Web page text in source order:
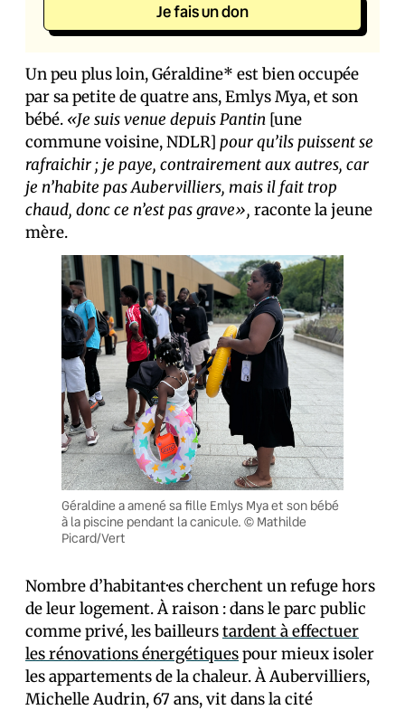
Je fais un don
Un peu plus loin, Géraldine* est bien occupée
par sa petite de quatre ans, Emlys Mya, et son
bébé. «Je suis venue depuisPantin [une
commune voisine, NDLR] pour qu’ils puissent se
rafraichir ; je paye, contrairement aux autres, car
je n’habite pas Aubervilliers, mais il fait trop
chaud, donc ce n’est pas grave», raconte la jeune
mère.
Géraldine a amené sa fille Emlys Mya et son bébé
à la piscine pendant la canicule. © Mathilde
Picard/Vert
Nombre d’habitant·es cherchent un refuge hors
de leur logement. À raison : dans le parc public
comme privé, les bailleurstardent à effectuer
les rénovations énergétiquespour mieux isoler
les appartements de la chaleur. À Aubervilliers,
Michelle Audrin, 67 ans, vit dans la cité